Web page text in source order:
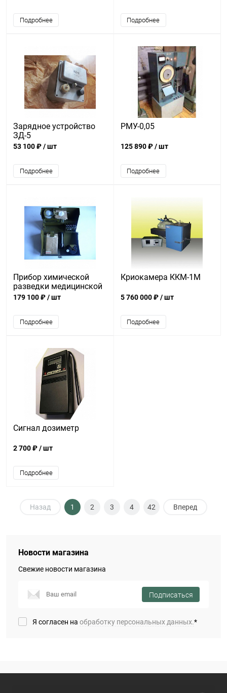
Подробнее Подробнее
Зарядное устройство
ЗД-5
53 100 ₽/ шт
Подробнее
РМУ-0,05
125 890 ₽/ шт
Подробнее
Прибор химической
разведки медицинской
и ветеринарной служб
179 100 ₽/ шт
Подробнее
Криокамера ККМ-1М
5 760 000 ₽/ шт
Подробнее
Сигнал дозиметр
2 700 ₽/ шт
Подробнее
Назад 1 2 3 4 42 Вперед
Новости магазина
Свежие новости магазина
Подписаться
Я согласен на обработку персональных данных.*